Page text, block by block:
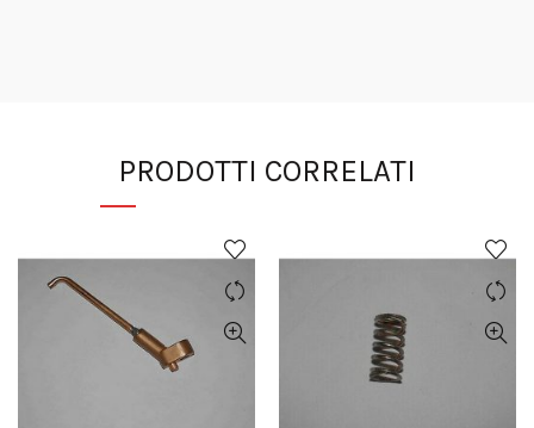
PRODOTTI CORRELATI